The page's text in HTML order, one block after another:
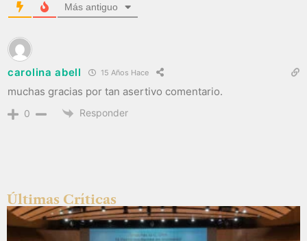
Más antiguo
carolina abell 15 Años Hace
muchas gracias por tan asertivo comentario.
0 Responder
Últimas Críticas